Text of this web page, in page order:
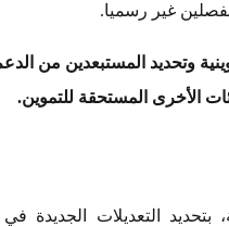
غير رسميا.
وتحديد المستبعدين من
الأخرى المستحقة للتموين.
بتحديد التعديلات الجديدة